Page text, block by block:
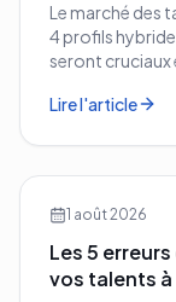
Le marché des
4 profils
seront cruciaux
Lire l'article
1 août 2026
Les 5
vos talents